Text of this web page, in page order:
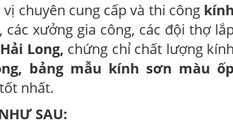
vị chuyên cung cấp và thi công kính
xưởng gia công, các đội thợ
Long, chứng chỉ chất lượng kính
bảng mẫu kính sơn màu ốp
nhất.
SAU: